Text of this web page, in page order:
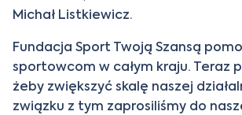
Michał Listkiewicz.
Fundacja Sport Twoją Szansą
sportowcom w całym kraju. Teraz
żeby zwiększyć skalę naszej
związku z tym zaprosiliśmy do